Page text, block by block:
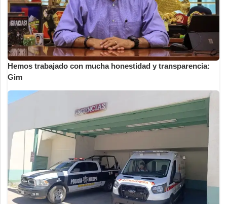
Hemos trabajado con mucha honestidad y transparencia:
Gim